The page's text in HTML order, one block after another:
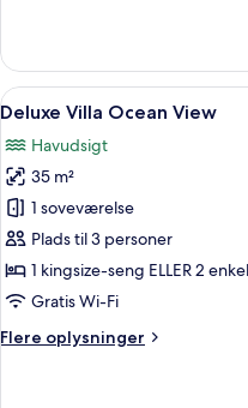
Deluxe
Villa
Ocean
Indlæs
alle
billeder
af
Deluxe
Villa
Ocean
View
6
Deluxe Villa Ocean View
Havudsigt
35 m²
1 soveværelse
Plads til 3 personer
1 kingsize-seng ELLER 2
Gratis Wi-Fi
Flere oplysninger
Flere